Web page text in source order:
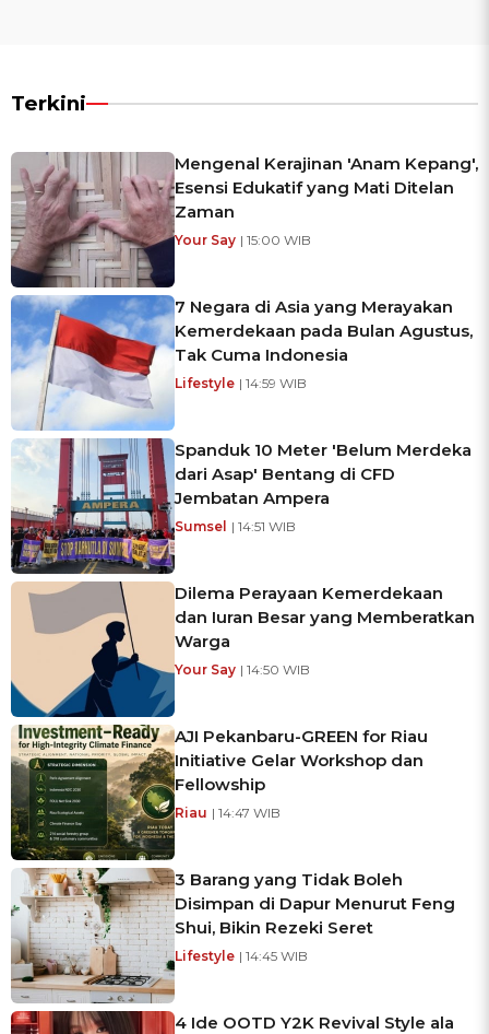
Terkini
Mengenal Kerajinan 'Anam Kepang',
Esensi Edukatif yang Mati Ditelan
Zaman
Your Say | 15:00 WIB
7 Negara di Asia yang Merayakan
Kemerdekaan pada Bulan Agustus,
Tak Cuma Indonesia
Lifestyle | 14:59 WIB
Spanduk 10 Meter 'Belum Merdeka
dari Asap' Bentang di CFD
Jembatan Ampera
Sumsel | 14:51 WIB
Dilema Perayaan Kemerdekaan
dan Iuran Besar yang Memberatkan
Warga
Your Say | 14:50 WIB
AJI Pekanbaru-GREEN for Riau
Initiative Gelar Workshop dan
Fellowship
Riau | 14:47 WIB
3 Barang yang Tidak Boleh
Disimpan di Dapur Menurut Feng
Shui, Bikin Rezeki Seret
Lifestyle | 14:45 WIB
4 Ide OOTD Y2K Revival Style ala